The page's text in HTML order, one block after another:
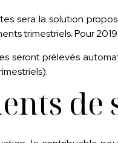
sera la solution
trimestriels. Pour
seront prélevés